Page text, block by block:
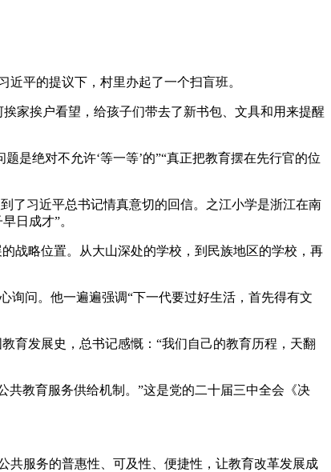
平的提议下，村里办起了一个扫盲班。
家挨户看望，给孩子们带去了新书包、文具和用来提醒
是绝对不允许‘等一等’的”“真正把教育摆在先行官的位
了习近平总书记情真意切的回信。之江小学是浙江在南
日成才”。
战略位置。从大山深处的学校，到民族地区的学校，再
询问。他一遍遍强调“下一代要过好生活，首先得有文
育发展史，总书记感慨：“我们自己的教育历程，天翻
教育服务供给机制。”这是党的二十届三中全会《决
共服务的普惠性、可及性、便捷性，让教育改革发展成